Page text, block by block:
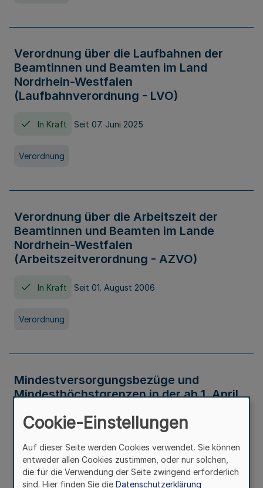
Verordnung über die Laufbahnen der
Beamtinnen und Beamten im Land
Nordrhein-Westfalen
(Laufbahnverordnung - LVO)
In Kraft Seit 07. Juni 2025
Verordnung
Verordnung über die Arbeitszeit der
Beamtinnen und Beamten im Lande
Nordrhein-Westfalen
(Arbeitszeitverordnung - AZVO)
In Kraft Seit 01. August 2006
Verordnung
Mindestversorgungsbezüge und
Mindesthöchstgrenzen in der ab 1. April
Verwaltungsvorschrift
Cookie-Einstellungen
Auf dieser Seite werden Cookies verwendet. Sie können
entweder allen Cookies zustimmen, oder nur solchen,
die für die Verwendung der Seite zwingend erforderlich
sind. Hier finden Sie die Datenschutzerklärung